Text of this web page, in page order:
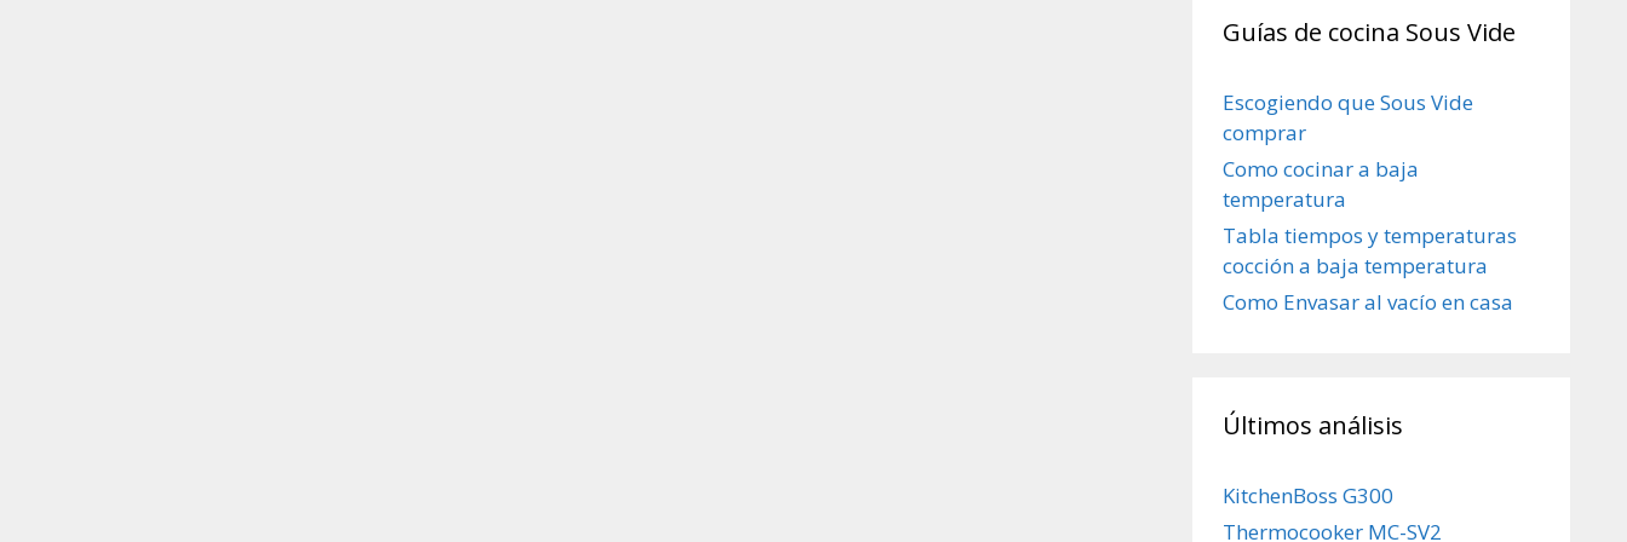
Guías de cocina Sous Vide
Escogiendo que Sous Vide
comprar
Como cocinar a baja
temperatura
Tabla tiempos y temperaturas
cocción a baja temperatura
Como Envasar al vacío en casa
Últimos análisis
KitchenBoss G300
Thermocooker MC-SV2